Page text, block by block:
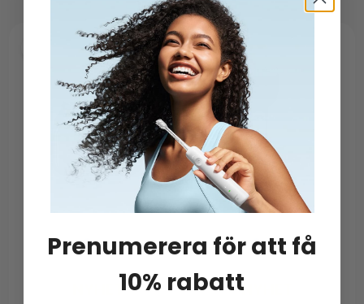
NYHET
NYHET
Prenumerera för att få
10% rabatt